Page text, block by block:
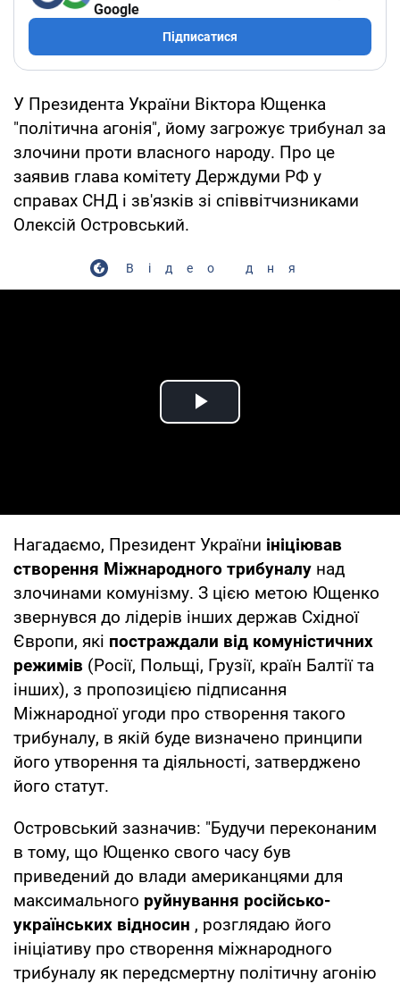
Google
Підписатися
У Президента України Віктора Ющенка
"політична агонія", йому загрожує трибунал за
злочини проти власного народу. Про це
заявив глава комітету Держдуми РФ у
справах СНД і зв'язків зі співвітчизниками
Олексій Островський.
Відео дня
Play Video
Нагадаємо, Президент України ініціював
створення Міжнародного трибуналу над
злочинами комунізму. З цією метою Ющенко
звернувся до лідерів інших держав Східної
Європи, які постраждали від комуністичних
режимів (Росії, Польщі, Грузії, країн Балтії та
інших), з пропозицією підписання
Міжнародної угоди про створення такого
трибуналу, в якій буде визначено принципи
його утворення та діяльності, затверджено
його статут.
Островський зазначив: "Будучи переконаним
в тому, що Ющенко свого часу був
приведений до влади американцями для
максимального руйнування російсько-
українських відносин , розглядаю його
ініціативу про створення міжнародного
трибуналу як передсмертну політичну агонію